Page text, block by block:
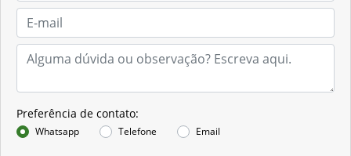
Preferência de contato:
Whatsapp Telefone Email